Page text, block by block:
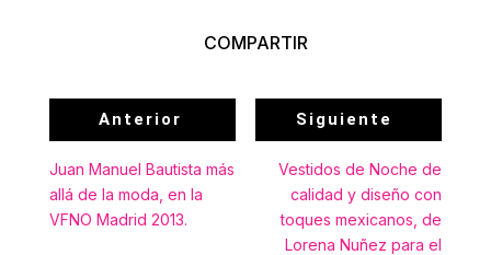
COMPARTIR
Anterior
Juan Manuel Bautista más
allá de la moda, en la
VFNO Madrid 2013.
Siguiente
Vestidos de Noche de
calidad y diseño con
toques mexicanos, de
Lorena Nuñez para el